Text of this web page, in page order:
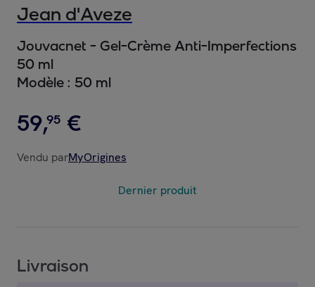
Jean d'Aveze
Jouvacnet - Gel-Crème Anti-Imperfections
50 ml
Modèle : 50 ml
59,95 €
Vendu parMyOrigines
Dernier produit
Livraison